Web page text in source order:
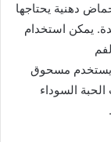
دهنية يحتاجها
يمكن استخدام
يستخدم مسحوق
السوداء